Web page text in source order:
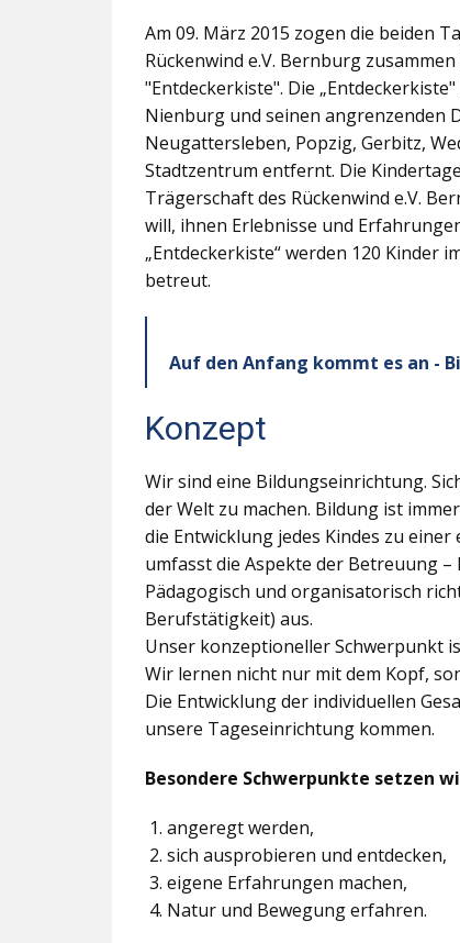
Am 09. März 2015 zogen die beiden
Rückenwind e.V. Bernburg
"Entdeckerkiste". Die
Nienburg und seinen angrenzenden
Neugattersleben, Popzig, Gerbitz,
Stadtzentrum entfernt. Die
Trägerschaft des Rückenwind e.V.
will, ihnen Erlebnisse und
„Entdeckerkiste“ werden 120 Kinder
betreut.
Auf den Anfang kommt es an -
Konzept
Wir sind eine Bildungseinrichtung.
der Welt zu machen. Bildung ist
die Entwicklung jedes Kindes zu
umfasst die Aspekte der Betreuung –
Pädagogisch und organisatorisch
Berufstätigkeit) aus.
Unser konzeptioneller Schwerpunkt
Wir lernen nicht nur mit dem Kopf,
Die Entwicklung der individuellen
unsere Tageseinrichtung kommen.
Besondere Schwerpunkte setzen
angeregt werden,
sich ausprobieren und entdecken,
eigene Erfahrungen machen,
Natur und Bewegung erfahren.